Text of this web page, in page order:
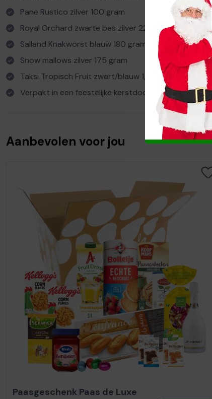
Pane Rustico zilver 100 gram
Royal Orchard zwarte bes zilver 225 gram
Salland Knakworst blauw 180 gram
Snow mallows zilver 175 gram
Taksi Tropisch Fruit zwart/blauw 1,5L
Verpakt in een feestelijke kerstdoos
Aanbevolen voor jou
Paasgeschenk Paas de Luxe